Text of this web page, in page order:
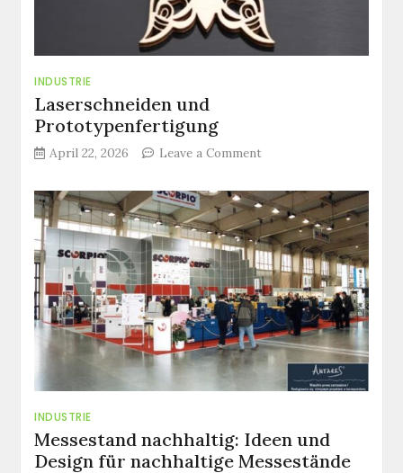
INDUSTRIE
Laserschneiden und
Prototypenfertigung
April 22, 2026 Leave a Commenton
und
Prototypenfertigung
INDUSTRIE
Messestand nachhaltig: Ideen und
Design für nachhaltige Messestände